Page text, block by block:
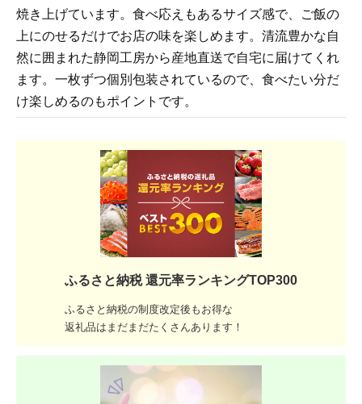
焼き上げています。食べ応えもあるサイズ感で、ご飯の
上にのせるだけでお店の味を楽しめます。清流豊かな自
然に囲まれた静岡工房から産地直送で自宅に届けてくれ
ます。一枚ずつ個別包装されているので、食べたい分だ
け楽しめるのもポイントです。
ふるさと納税 還元率ランキングTOP300
ふるさと納税の制度改定後もお得な
返礼品はまだまだたくさんあります！